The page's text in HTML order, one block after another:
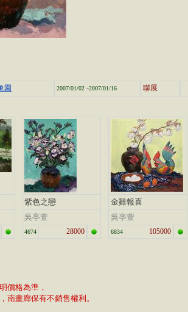
園 2007/01/02 -2007/01/16 聯展
紫色之戀
吳亭萱
4674 28000
金雞報喜
吳亭萱
6834 105000
價格為準，
南畫廊保有不銷售權利。